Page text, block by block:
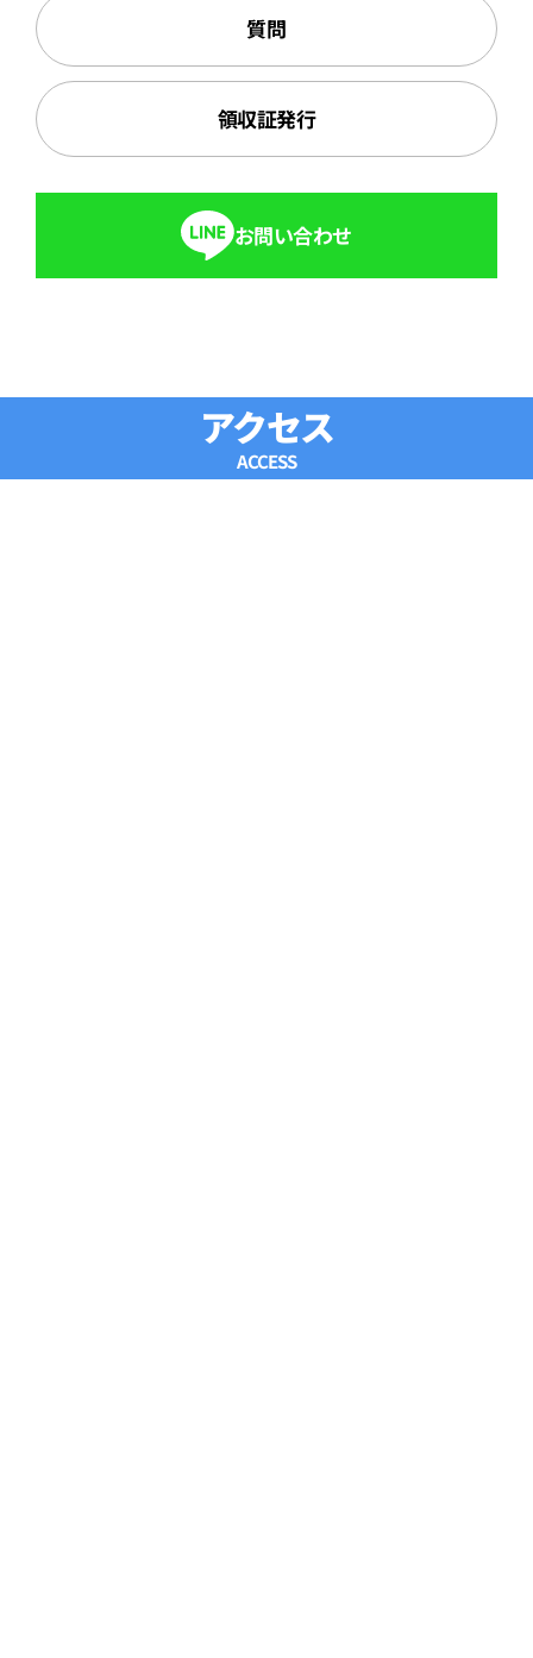
質問
領収証発行
お問い合わせ
アクセス
ACCESS